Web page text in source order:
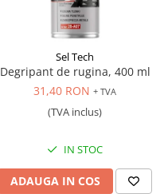
Sel Tech
Degripant de rugina, 400 ml
31,40 RON + TVA
(TVA inclus)
IN STOC
ADAUGA IN COS